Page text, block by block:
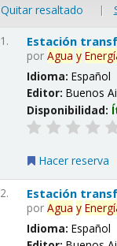
Quitar resaltado |
1. Estación
porAgua y
Idioma:Español
Editor:Buenos
Disponibilidad:
Hacer reserva
2. Estación
porAgua y
Idioma:Español